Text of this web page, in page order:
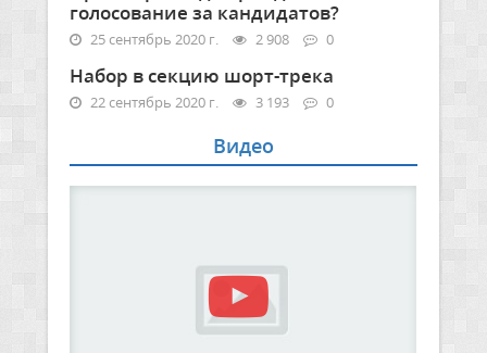
голосование за кандидатов?
25 сентябрь 2020 г. 2 908 0
Набор в секцию шорт-трека
22 сентябрь 2020 г. 3 193 0
Видео